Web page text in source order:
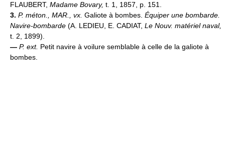
FLAUBERT, Madame Bovary, t. 1, 1857, p. 151.
3. P. méton., MAR., vx. Galiote à bombes. Équiper une bombarde.
Navire-bombarde (A. LEDIEU, E. CADIAT, Le Nouv. matériel naval,
t. 2, 1899).
— P. ext. Petit navire à voilure semblable à celle de la galiote à
bombes.